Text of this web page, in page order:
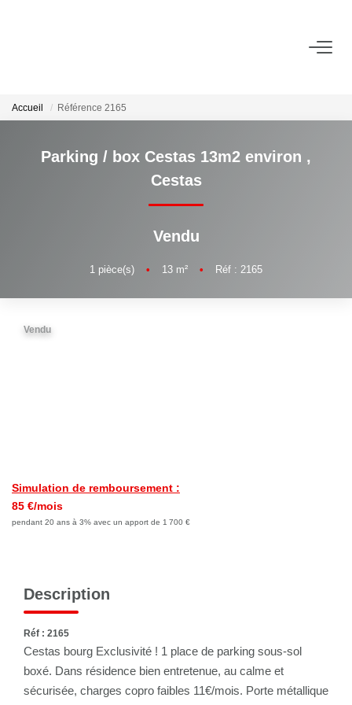
ESTIMER
NOTRE AGENCE
Accueil Référence 2165
Parking / box Cestas 13m2 environ ,
Cestas
Vendu
1 pièce(s) • 13 m² • Réf : 2165
Vendu
Simulation de remboursement :
85 €/mois
pendant 20 ans à 3% avec un apport de 1 700 €
Description
Réf : 2165
Cestas bourg Exclusivité ! 1 place de parking sous-sol
boxé. Dans résidence bien entretenue, au calme et
sécurisée, charges copro faibles 11€/mois. Porte métallique